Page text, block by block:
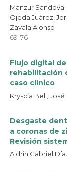
Manzur
Ojeda Juárez,
Zavala Alonso
69-76
Flujo digital
rehabilitación
caso clínico
Kryscia Bell,
Desgaste
a coronas de
Revisión
Aldrin Gabriel